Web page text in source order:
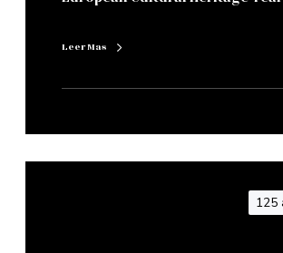
Leer Mas
125